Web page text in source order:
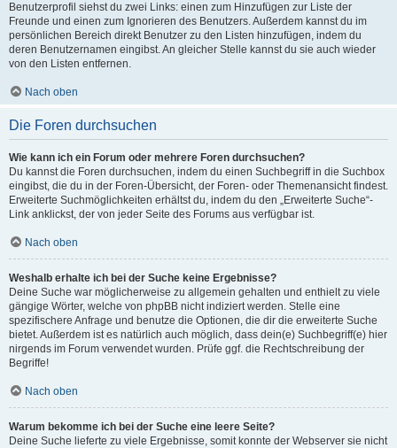
Benutzerprofil siehst du zwei Links: einen zum Hinzufügen zur Liste der
Freunde und einen zum Ignorieren des Benutzers. Außerdem kannst du im
persönlichen Bereich direkt Benutzer zu den Listen hinzufügen, indem du
deren Benutzernamen eingibst. An gleicher Stelle kannst du sie auch wieder
von den Listen entfernen.
Nach oben
Die Foren durchsuchen
Wie kann ich ein Forum oder mehrere Foren durchsuchen?
Du kannst die Foren durchsuchen, indem du einen Suchbegriff in die Suchbox
eingibst, die du in der Foren-Übersicht, der Foren- oder Themenansicht findest.
Erweiterte Suchmöglichkeiten erhältst du, indem du den „Erweiterte Suche“-
Link anklickst, der von jeder Seite des Forums aus verfügbar ist.
Nach oben
Weshalb erhalte ich bei der Suche keine Ergebnisse?
Deine Suche war möglicherweise zu allgemein gehalten und enthielt zu viele
gängige Wörter, welche von phpBB nicht indiziert werden. Stelle eine
spezifischere Anfrage und benutze die Optionen, die dir die erweiterte Suche
bietet. Außerdem ist es natürlich auch möglich, dass dein(e) Suchbegriff(e) hier
nirgends im Forum verwendet wurden. Prüfe ggf. die Rechtschreibung der
Begriffe!
Nach oben
Warum bekomme ich bei der Suche eine leere Seite?
Deine Suche lieferte zu viele Ergebnisse, somit konnte der Webserver sie nicht